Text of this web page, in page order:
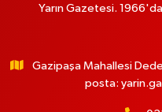
Yarın Gazetesi.
Gazipaşa Mahallesi
posta: